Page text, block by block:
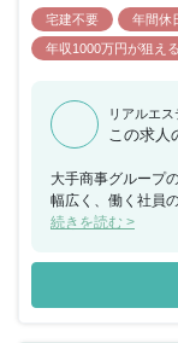
宅建不要 年間休
年収1000万円が狙える
リアルエ
この求人
大手商事グループ
幅広く、働く社員
ています。スキル
ポジションです。
続きを読む >